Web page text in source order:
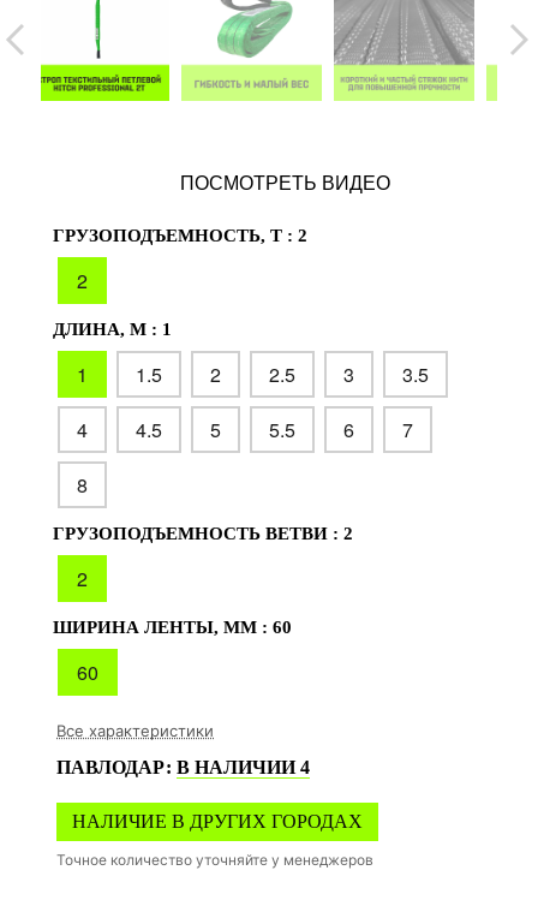
ГРУЗОПОДЪЕМНОСТЬ, Т : 2
2
ДЛИНА, М : 1
1 1.5 2 2.5 3
3.5
4
4.5 5 5.5 6
7
8
ГРУЗОПОДЪЕМНОСТЬ ВЕТВИ : 2
2
ШИРИНА ЛЕНТЫ, ММ : 60
60
Все характеристики
ПАВЛОДАР: В НАЛИЧИИ4
НАЛИЧИЕ В ДРУГИХ ГОРОДАХ
Точное количество уточняйте у менеджеров
ПОСМОТРЕТЬ ВИДЕО